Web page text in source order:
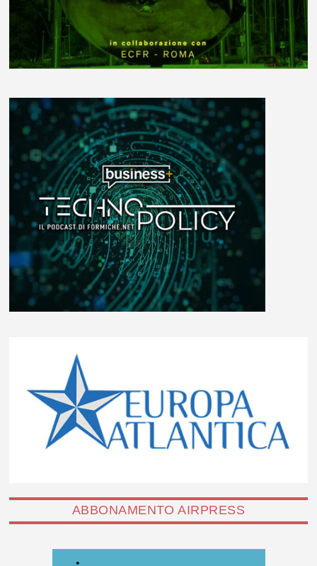
ABBONAMENTO AIRPRESS